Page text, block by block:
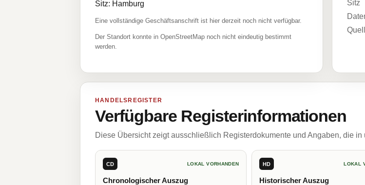
Sitz: Hamburg
Eine vollständige Geschäftsanschrift ist hier derzeit noch nicht verfügbar.
Der Standort konnte in OpenStreetMap noch nicht eindeutig bestimmt
werden.
Sitz
HANDELSREGISTER
Verfügbare Registerinformationen
Diese Übersicht zeigt ausschließlich Registerdokumente und Angaben, die
CD LOKAL VORHANDEN
Chronologischer Auszug
HD LOKAL
Historischer Auszug